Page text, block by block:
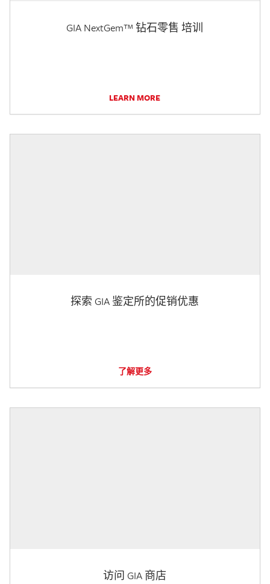
GIA NextGem™ 钻石零售 培训
LEARN MORE
探索 GIA 鉴定所的促销优惠
了解更多
访问 GIA 商店